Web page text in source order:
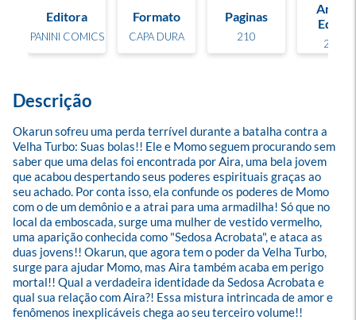
Editora
PANINI COMICS
Formato
CAPA DURA
Paginas
210
Ano de
Edição
2023
Descrição
Okarun sofreu uma perda terrível durante a batalha contra a
Velha Turbo: Suas bolas!! Ele e Momo seguem procurando sem
saber que uma delas foi encontrada por Aira, uma bela jovem
que acabou despertando seus poderes espirituais graças ao
seu achado. Por conta isso, ela confunde os poderes de Momo
com o de um demônio e a atrai para uma armadilha! Só que no
local da emboscada, surge uma mulher de vestido vermelho,
uma aparição conhecida como "Sedosa Acrobata", e ataca as
duas jovens!! Okarun, que agora tem o poder da Velha Turbo,
surge para ajudar Momo, mas Aira também acaba em perigo
mortal!! Qual a verdadeira identidade da Sedosa Acrobata e
qual sua relação com Aira?! Essa mistura intrincada de amor e
fenômenos inexplicáveis chega ao seu terceiro volume!!